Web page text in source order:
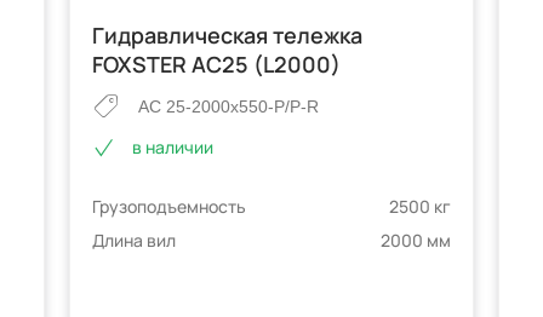
Гидравлическая тележка
FOXSTER AC25 (L2000)
AC 25-2000x550-P/P-R
в наличии
Грузоподъемность
2500 кг
Длина вил
2000 мм